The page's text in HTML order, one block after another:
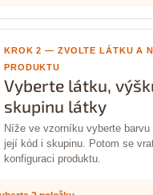
KROK 2 — ZVOLTE LÁTKU A
PRODUKTU
Vyberte látku,
skupinu látky
Níže ve vzorníku vyberte
její kód i skupinu. Potom se
konfiguraci produktu.